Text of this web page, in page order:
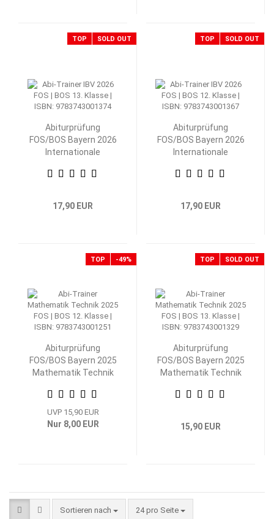
TOP SOLD OUT
Abiturprüfung
FOS/BOS Bayern 2026
Internationale
Volkswirtschaftslehre
17,90 EUR
TOP SOLD OUT
Abiturprüfung
FOS/BOS Bayern 2026
Internationale
Volkswirtschaftslehre
17,90 EUR
TOP -49%
Abiturprüfung
FOS/BOS Bayern 2025
Mathematik Technik
UVP 15,90 EUR
Nur 8,00 EUR
TOP SOLD OUT
Abiturprüfung
FOS/BOS Bayern 2025
Mathematik Technik
15,90 EUR
Sortieren nach
Sortieren nach 24 pro Seite
pro Seite